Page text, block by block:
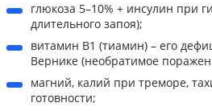
глюкоза 5–10% + инсулин при
длительного запоя);
витамин B1 (тиамин) – его
Вернике (необратимое
магний, калий при треморе,
готовности;